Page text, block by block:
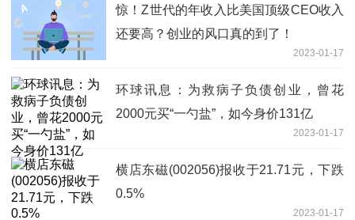
惊！Z世代的年收入比美国顶级CEO收入
还要高？创业的风口真的到了！
2023-01-17
环球讯息：为救病子负债创业，曾花
2000元买“一勺盐”，如今身价131亿
2023-01-17
横店东磁(002056)报收于21.71元，下跌
0.5%
2023-01-17